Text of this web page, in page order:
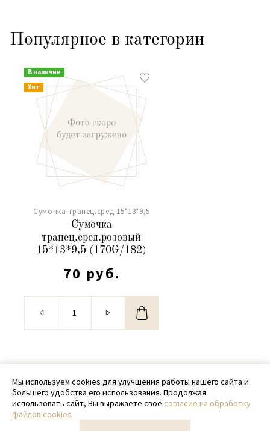
Популярное в категории
В наличии
Хит
Сумочка трапец.сред.15*13*9,5
Сумочка
трапец.сред.розовый
15*13*9,5 (170G/182)
70 руб.
© 2020 - 2026 SamPack
+ 7 (918) 699-97-87
zakaz@sampack.store
Мы используем cookies для улучшения работы нашего сайта и
большего удобства его использования. Продолжая
использовать сайт, Вы выражаете своё согласие на обработку
файлов cookies